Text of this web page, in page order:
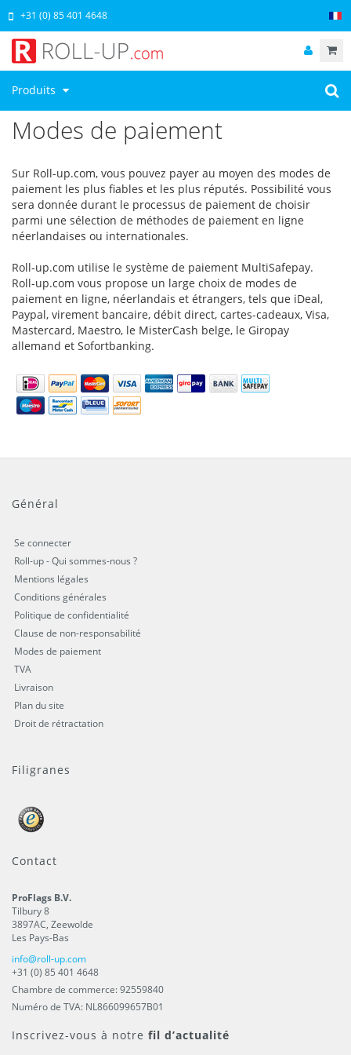
Produits
+31 (0) 85 401 4648
Modes de paiement
Sur Roll-up.com, vous pouvez payer au moyen des modes de
paiement les plus fiables et les plus réputés. Possibilité vous
sera donnée durant le processus de paiement de choisir
parmi une sélection de méthodes de paiement en ligne
néerlandaises ou internationales.
Roll-up.com utilise le système de paiement MultiSafepay.
Roll-up.com vous propose un large choix de modes de
paiement en ligne, néerlandais et étrangers, tels que iDeal,
Paypal, virement bancaire, débit direct, cartes-cadeaux, Visa,
Mastercard, Maestro, le MisterCash belge, le Giropay
allemand et Sofortbanking.
Général
Se connecter
Roll-up - Qui sommes-nous ?
Mentions légales
Conditions générales
Politique de confidentialité
Clause de non-responsabilité
Modes de paiement
TVA
Livraison
Plan du site
Droit de rétractation
Filigranes
Contact
ProFlags B.V.
Tilbury 8
3897AC, Zeewolde
Les Pays-Bas
info@roll-up.com
+31 (0) 85 401 4648
Chambre de commerce: 92559840
Numéro de TVA: NL866099657B01
Inscrivez-vous à notre fil d’actualité